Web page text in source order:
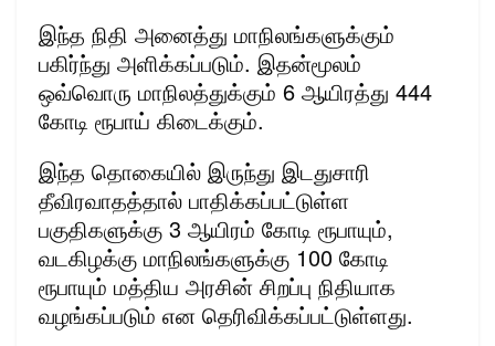
இந்த நிதி அனைத்து மாநிலங்களுக்கும்
பகிர்ந்து அளிக்கப்படும். இதன்மூலம்
ஒவ்வொரு மாநிலத்துக்கும் 6 ஆயிரத்து 444
கோடி ரூபாய் கிடைக்கும்.
இந்த தொகையில் இருந்து இடதுசாரி
தீவிரவாதத்தால் பாதிக்கப்பட்டுள்ள
பகுதிகளுக்கு 3 ஆயிரம் கோடி ரூபாயும்,
வடகிழக்கு மாநிலங்களுக்கு 100 கோடி
ரூபாயும் மத்திய அரசின் சிறப்பு நிதியாக
வழங்கப்படும் என தெரிவிக்கப்பட்டுள்ளது.